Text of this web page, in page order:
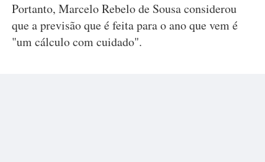
Portanto, Marcelo Rebelo de Sousa considerou
que a previsão que é feita para o ano que vem é
"um cálculo com cuidado".